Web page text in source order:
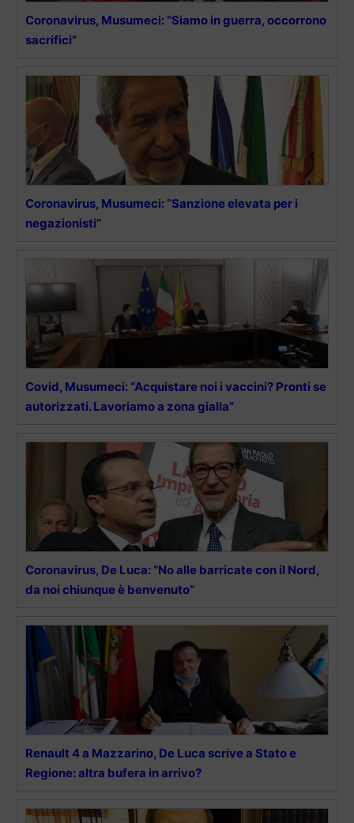
Coronavirus, Musumeci: “Siamo in guerra, occorrono
sacrifici”
Coronavirus, Musumeci: “Sanzione elevata per i
negazionisti”
Covid, Musumeci: “Acquistare noi i vaccini? Pronti se
autorizzati. Lavoriamo a zona gialla”
Coronavirus, De Luca: “No alle barricate con il Nord,
da noi chiunque è benvenuto”
Renault 4 a Mazzarino, De Luca scrive a Stato e
Regione: altra bufera in arrivo?